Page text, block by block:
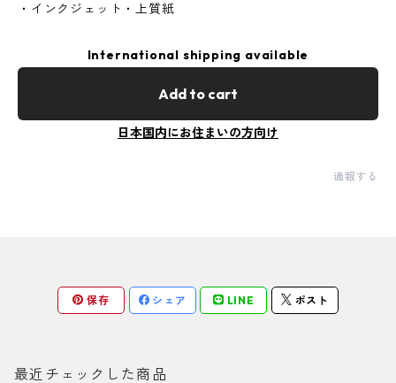
・インクジェット・上質紙
International shipping available
Add to cart
日本国内にお住まいの方向け
通報する
保存 シェア LINE ポスト
最近チェックした商品